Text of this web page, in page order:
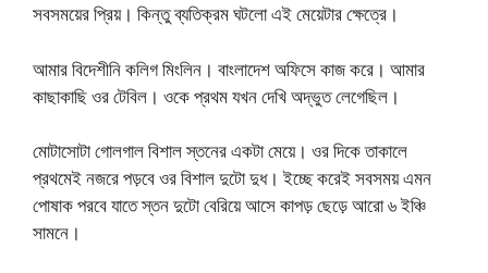
সবসময়ের প্রিয়। কিন্তু ব্যতিক্রম ঘটলো এই মেয়েটার ক্ষেত্রে।
আমার বিদেশীনি কলিগ মিংলিন। বাংলাদেশ অফিসে কাজ করে। আমার
কাছাকাছি ওর টেবিল। ওকে প্রথম যখন দেখি অদ্ভুত লেগেছিল।
মোটাসোটা গোলগাল বিশাল স্তনের একটা মেয়ে। ওর দিকে তাকালে
প্রথমেই নজরে পড়বে ওর বিশাল দুটো দুধ। ইচ্ছে করেই সবসময় এমন
পোষাক পরবে যাতে স্তন দুটো বেরিয়ে আসে কাপড় ছেড়ে আরো ৬ ইঞ্চি
সামনে।